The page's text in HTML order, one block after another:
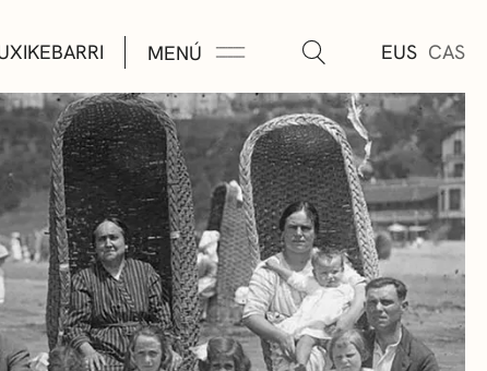
MENÚ EUS CAS